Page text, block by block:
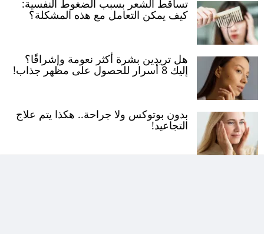
تساقط الشعر بسبب الضغوط النفسية:
كيف يمكن التعامل مع هذه المشكلة؟
هل تريدين بشرة أكثر نعومة وإشراقًا؟
إليك 8 أسرار للحصول على مظهر جذاب!
بدون بوتوكس ولا جراحة.. هكذا يتم علاج
التجاعيد!